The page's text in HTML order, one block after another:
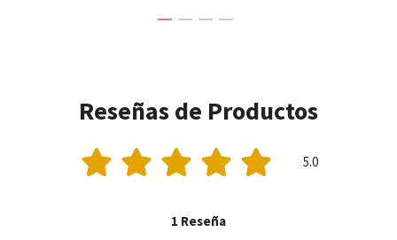
Reseñas de Productos
5.0
1 Reseña